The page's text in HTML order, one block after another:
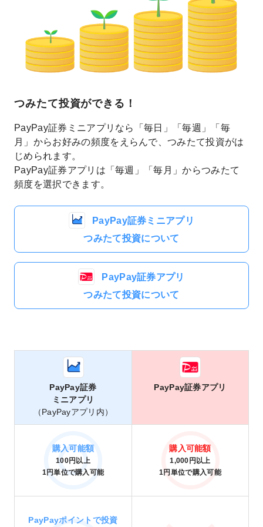
つみたて投資ができる！
PayPay証券ミニアプリなら「毎日」「毎週」「毎
月」からお好みの頻度をえらんで、つみたて投資がは
じめられます。
PayPay証券アプリは「毎週」「毎月」からつみたて
頻度を選択できます。
PayPay証券ミニアプリ
つみたて投資について
PayPay証券アプリ
つみたて投資について
PayPay証券
ミニアプリ
（PayPayアプリ内）
PayPay証券アプリ
購入可能額
100円以上
1円単位で購入可能
購入可能額
1,000円以上
1円単位で購入可能
PayPayポイントで投資